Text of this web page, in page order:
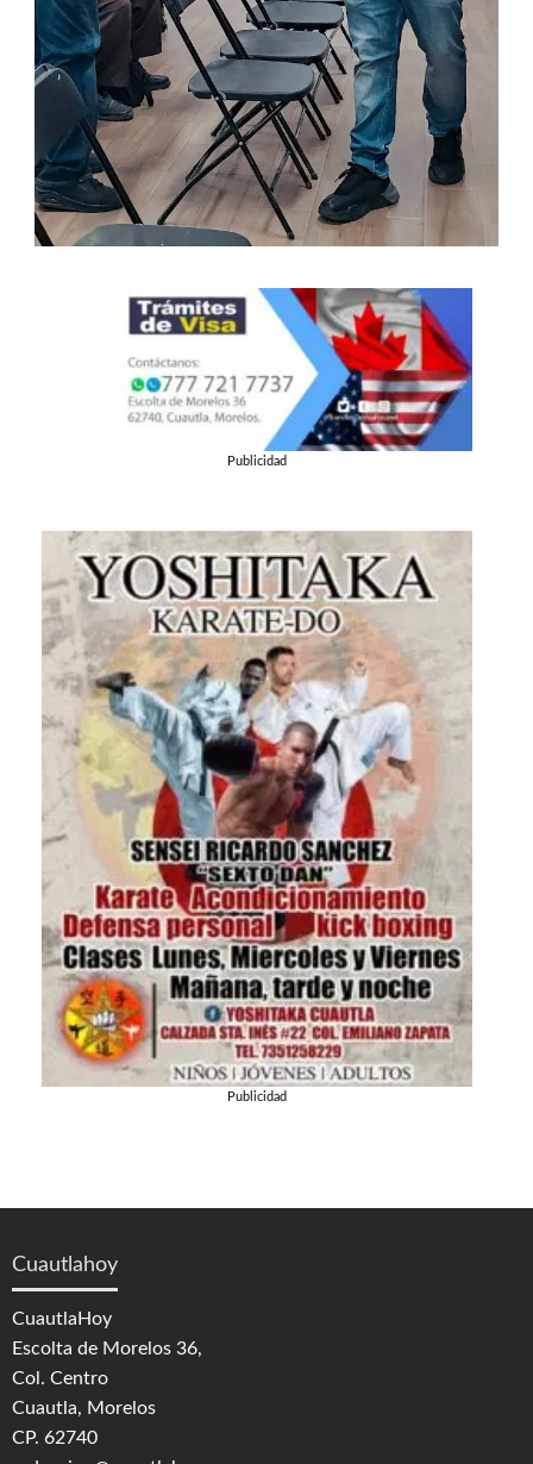
Publicidad
Publicidad
Cuautlahoy
CuautlaHoy
Escolta de Morelos 36,
Col. Centro
Cuautla, Morelos
CP. 62740